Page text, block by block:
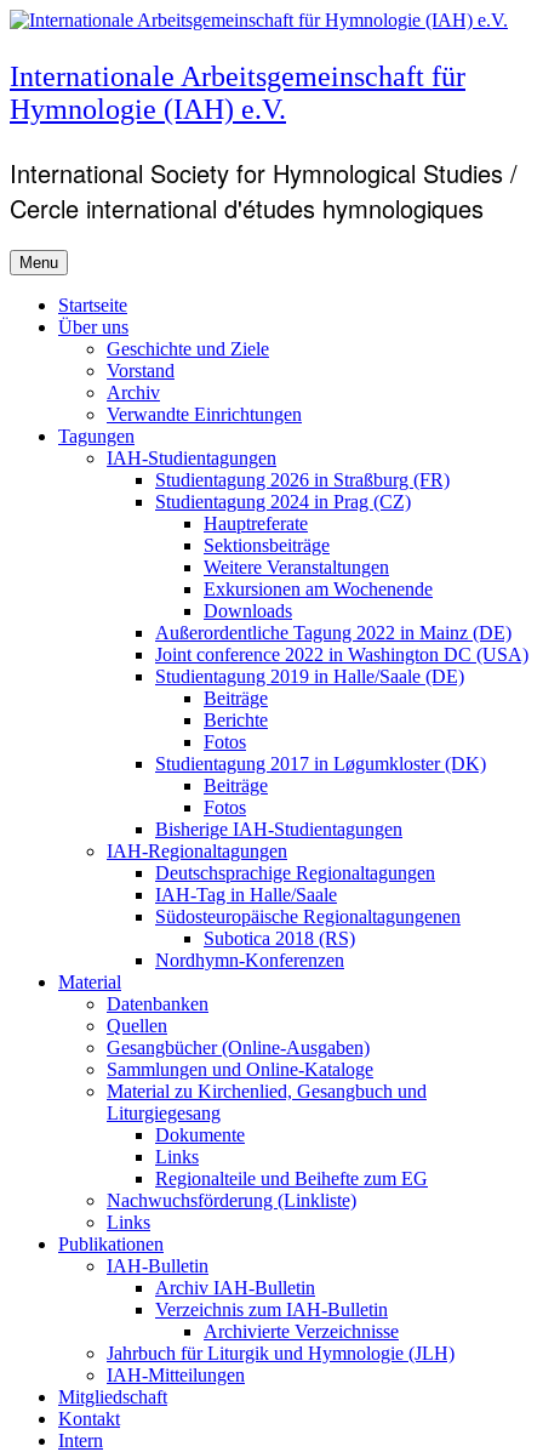
Skip
content
Internationale Arbeitsgemeinschaft für
Hymnologie (IAH) e.V.
International Society for Hymnological Studies /
Cercle international d'études hymnologiques
Menu
Primary
menu
Startseite
Über uns
Geschichte und Ziele
Vorstand
Archiv
Verwandte Einrichtungen
Tagungen
IAH-Studientagungen
Studientagung 2026 in Straßburg (FR)
Studientagung 2024 in Prag (CZ)
Hauptreferate
Sektionsbeiträge
Weitere Veranstaltungen
Exkursionen am Wochenende
Downloads
Außerordentliche Tagung 2022 in Mainz (DE)
Joint conference 2022 in Washington DC (USA)
Studientagung 2019 in Halle/Saale (DE)
Beiträge
Berichte
Fotos
Studientagung 2017 in Løgumkloster (DK)
Beiträge
Fotos
Bisherige IAH-Studientagungen
IAH-Regionaltagungen
Deutschsprachige Regionaltagungen
IAH-Tag in Halle/Saale
Südosteuropäische Regionaltagungenen
Subotica 2018 (RS)
Nordhymn-Konferenzen
Material
Datenbanken
Quellen
Gesangbücher (Online-Ausgaben)
Sammlungen und Online-Kataloge
Material zu Kirchenlied, Gesangbuch und
Liturgiegesang
Dokumente
Links
Regionalteile und Beihefte zum EG
Nachwuchsförderung (Linkliste)
Links
Publikationen
IAH-Bulletin
Archiv IAH-Bulletin
Verzeichnis zum IAH-Bulletin
Archivierte Verzeichnisse
Jahrbuch für Liturgik und Hymnologie (JLH)
IAH-Mitteilungen
Mitgliedschaft
Kontakt
Intern